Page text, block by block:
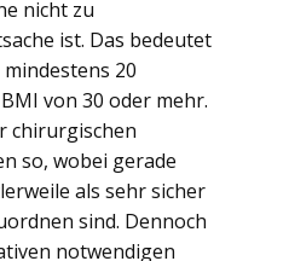
nicht zu
ist. Das bedeutet
20
von 30 oder mehr.
chirurgischen
so, wobei gerade
als sehr sicher
sind. Dennoch
notwendigen